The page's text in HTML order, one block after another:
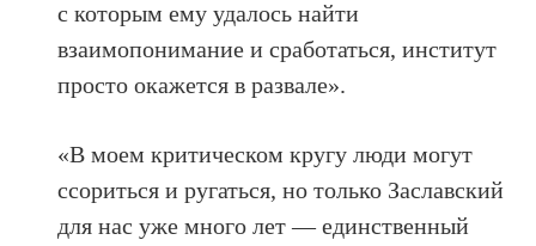
с которым ему удалось найти
взаимопонимание и сработаться, институт
просто окажется в развале».
«В моем критическом кругу люди могут
ссориться и ругаться, но только Заславский
для нас уже много лет — единственный